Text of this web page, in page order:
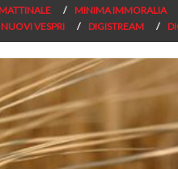
MINIMA IMMORALIA
VESPRI DIGISTREAM